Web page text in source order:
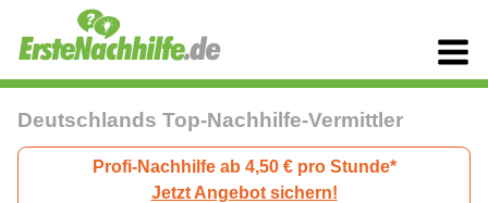
Deutschlands Top-Nachhilfe-Vermittler
Profi-Nachhilfe ab 4,50 € pro Stunde*
Jetzt Angebot sichern!